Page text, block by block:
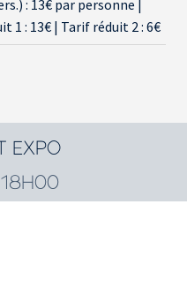
: 13€ par personne |
1 : 13€ | Tarif réduit 2 : 6€
EXPO